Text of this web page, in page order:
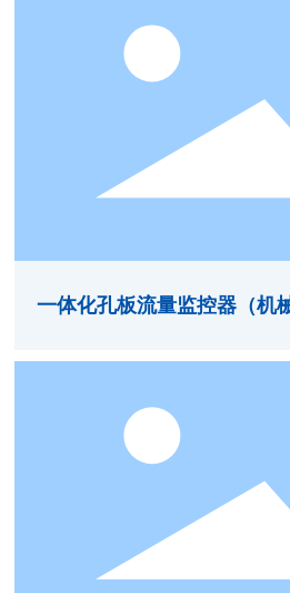
一体化孔板流量监控器（机